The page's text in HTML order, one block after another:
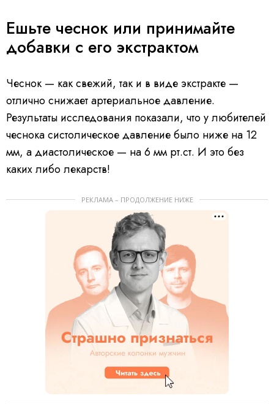
Ешьте чеснок или принимайте
добавки с его экстрактом
Чеснок — как свежий, так и в виде экстракте —
отлично снижает артериальное давление.
Результаты исследования показали, что у любителей
чеснока систолическое давление было ниже на 12
мм, а диастолическое — на 6 мм рт.ст. И это без
каких либо лекарств!
РЕКЛАМА – ПРОДОЛЖЕНИЕ НИЖЕ